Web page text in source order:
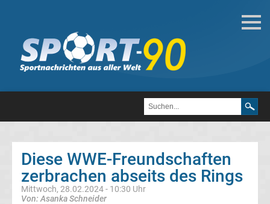
WWE
WWE
WWE
Wrestler
Diese WWE-Freundschaften
zerbrachen abseits des Rings
Mittwoch, 28.02.2024 - 10:30 Uhr
Von: Asanka Schneider